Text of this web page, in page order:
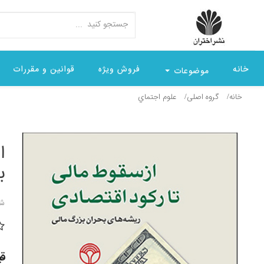
خانه موضوعات فروش ویژه قوانین و مقررات
خانه گروه اصلی علوم اجتماي